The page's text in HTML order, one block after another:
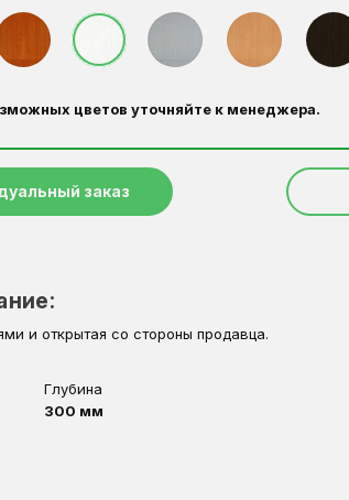
цветов уточняйте к менеджера.
заказ
и открытая со стороны продавца.
Глубина
300 мм